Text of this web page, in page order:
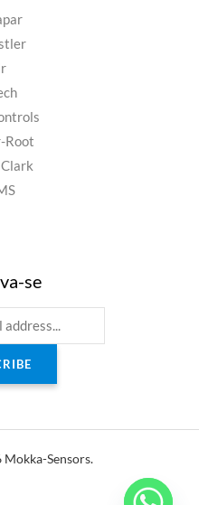
Root
se
Sensors.